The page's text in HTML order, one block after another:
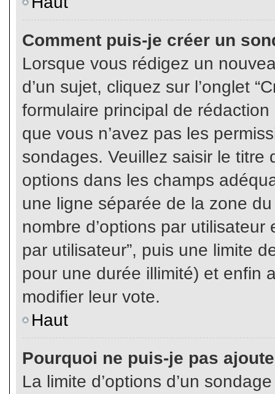
Comment puis-je créer un
Lorsque vous rédigez un
d’un sujet, cliquez sur l’onglet
formulaire principal de
que vous n’avez pas les
sondages. Veuillez saisir le
options dans les champs
une ligne séparée de la zone
nombre d’options par
par utilisateur”, puis une limite
pour une durée illimité) et enfin
modifier leur vote.
Haut
Pourquoi ne puis-je pas
La limite d’options d’un